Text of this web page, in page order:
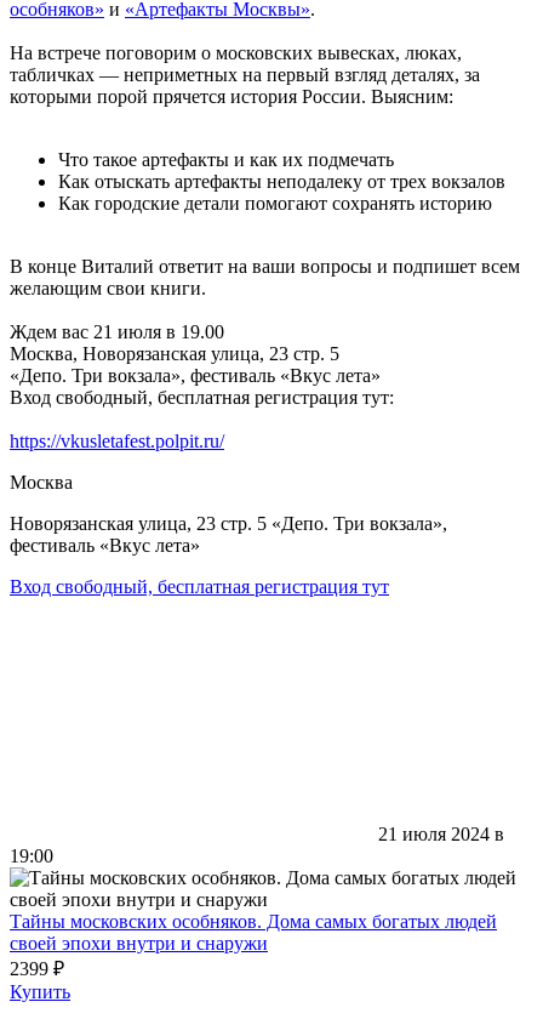
особняков» и «Артефакты Москвы».
На встрече поговорим о московских вывесках, люках,
табличках — неприметных на первый взгляд деталях, за
которыми порой прячется история России. Выясним:
Что такое артефакты и как их подмечать
Как отыскать артефакты неподалеку от трех вокзалов
Как городские детали помогают сохранять историю
В конце Виталий ответит на ваши вопросы и подпишет всем
желающим свои книги.
Ждем вас 21 июля в 19.00
Москва, Новорязанская улица, 23 стр. 5
«Депо. Три вокзала», фестиваль «Вкус лета»
Вход свободный, бесплатная регистрация тут:
https://vkusletafest.polpit.ru/
Москва
Новорязанская улица, 23 стр. 5 «Депо. Три вокзала»,
фестиваль «Вкус лета»
Вход свободный, бесплатная регистрация тут
21 июля 2024 в
19:00
Тайны московских особняков. Дома самых богатых людей
своей эпохи внутри и снаружи
2399 ₽
Купить